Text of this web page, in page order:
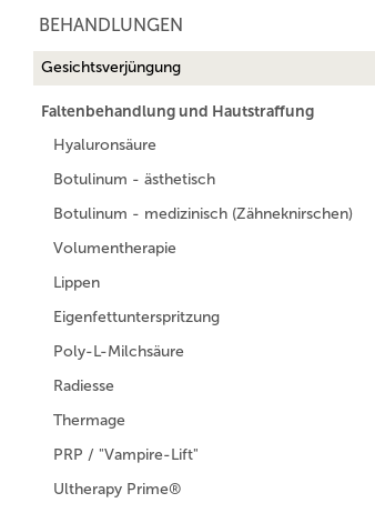
BEHANDLUNGEN
Gesichtsverjüngung
Faltenbehandlung und Hautstraffung
Hyaluronsäure
Botulinum - ästhetisch
Botulinum - medizinisch (Zähneknirschen)
Volumentherapie
Lippen
Eigenfettunterspritzung
Poly-L-Milchsäure
Radiesse
Thermage
PRP / "Vampire-Lift"
Ultherapy Prime®